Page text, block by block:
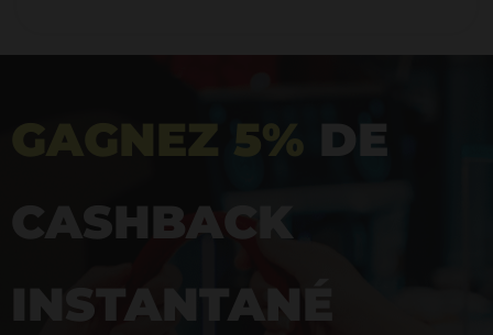
GAGNEZ 5% DE
CASHBACK
INSTANTANÉ